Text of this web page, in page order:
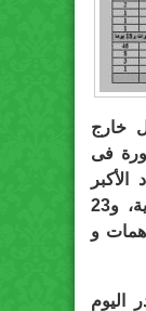
حالة قتل خارج
فى
الأكبر
منهم كان 26 جراء قصف المدفعية، و23
المداهمات و
اليوم